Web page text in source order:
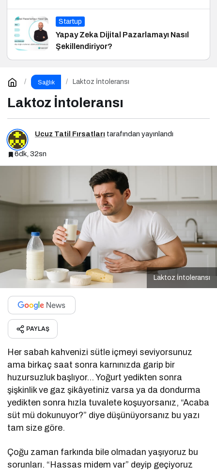
Startup
Yapay Zeka Dijital Pazarlamayı Nasıl
Şekillendiriyor?
Sağlık Laktoz İntoleransı
Laktoz İntoleransı
Ucuz Tatil Fırsatları tarafından yayınlandı
6dk, 32sn
Laktoz İntoleransı
PAYLAŞ
Her sabah kahvenizi sütle içmeyi seviyorsunuz
ama birkaç saat sonra karnınızda garip bir
huzursuzluk başlıyor… Yoğurt yedikten sonra
şişkinlik ve gaz şikâyetiniz varsa ya da dondurma
yedikten sonra hızla tuvalete koşuyorsanız, “Acaba
süt mü dokunuyor?” diye düşünüyorsanız bu yazı
tam size göre.
Çoğu zaman farkında bile olmadan yaşıyoruz bu
sorunları. “Hassas midem var” deyip geçiyoruz